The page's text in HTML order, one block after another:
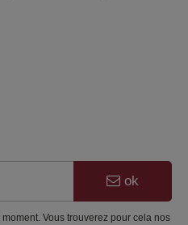
ok
Vous trouverez pour cela nos